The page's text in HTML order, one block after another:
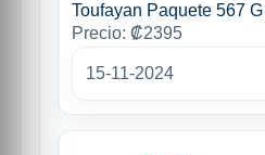
Toufayan Paquete 567
Precio: ₡2395
15-11-2024